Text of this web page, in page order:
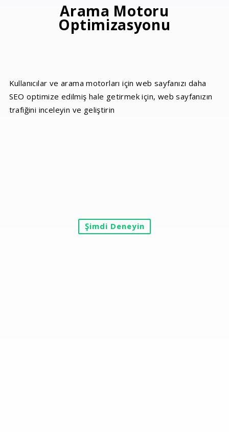
Arama Motoru
Optimizasyonu
Kullanıcılar ve arama motorları için web sayfanızı daha
SEO optimize edilmiş hale getirmek için, web sayfanızın
trafiğini inceleyin ve geliştirin
Şimdi Deneyin